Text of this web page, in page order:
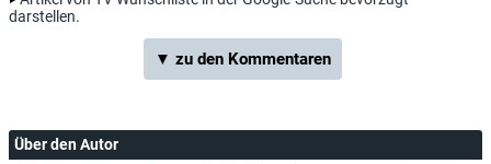
darstellen.
▼ zu den Kommentaren
Über den Autor